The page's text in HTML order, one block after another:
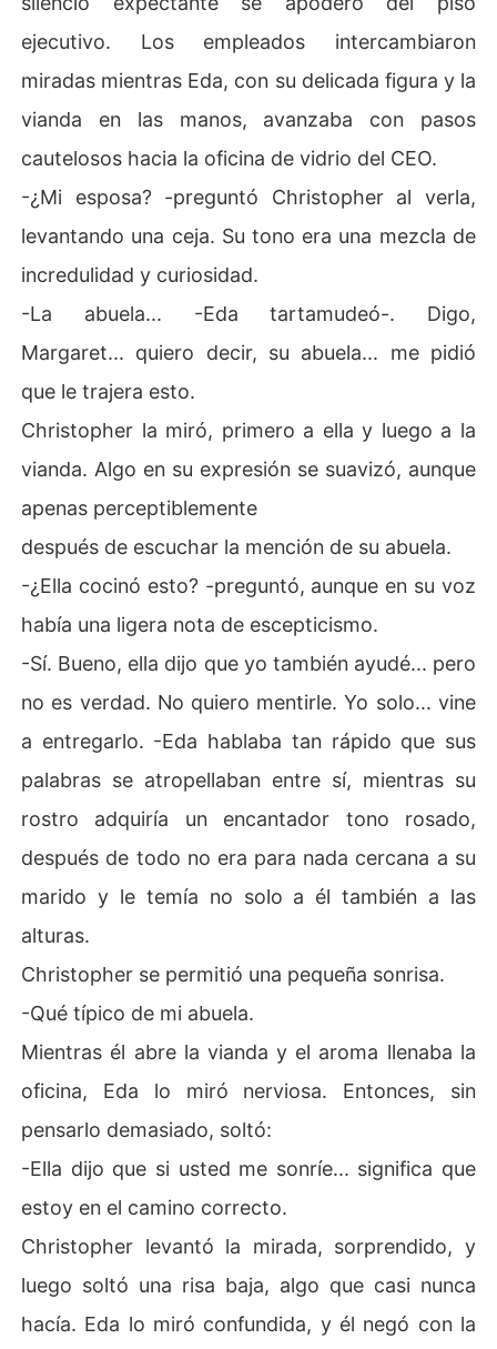
ejecutivo. Los empleados intercambiaron
miradas mientras Eda, con su delicada figura y la
vianda en las manos, avanzaba con pasos
cautelosos hacia la oficina de vidrio del CEO.
-¿Mi esposa? -preguntó Christopher al verla,
levantando una ceja. Su tono era una mezcla de
incredulidad y curiosidad.
-La abuela... -Eda tartamudeó-. Digo,
Margaret... quiero decir, su abuela... me pidió
que le trajera esto.
Christopher la miró, primero a ella y luego a la
vianda. Algo en su expresión se suavizó, aunque
apenas perceptiblemente
después de escuchar la mención de su abuela.
-¿Ella cocinó esto? -preguntó, aunque en su voz
había una ligera nota de escepticismo.
-Sí. Bueno, ella dijo que yo también ayudé... pero
no es verdad. No quiero mentirle. Yo solo... vine
a entregarlo. -Eda hablaba tan rápido que sus
palabras se atropellaban entre sí, mientras su
rostro adquiría un encantador tono rosado,
después de todo no era para nada cercana a su
marido y le temía no solo a él también a las
alturas.
Christopher se permitió una pequeña sonrisa.
-Qué típico de mi abuela.
Mientras él abre la vianda y el aroma llenaba la
oficina, Eda lo miró nerviosa. Entonces, sin
pensarlo demasiado, soltó:
-Ella dijo que si usted me sonríe... significa que
estoy en el camino correcto.
Christopher levantó la mirada, sorprendido, y
luego soltó una risa baja, algo que casi nunca
hacía. Eda lo miró confundida, y él negó con la